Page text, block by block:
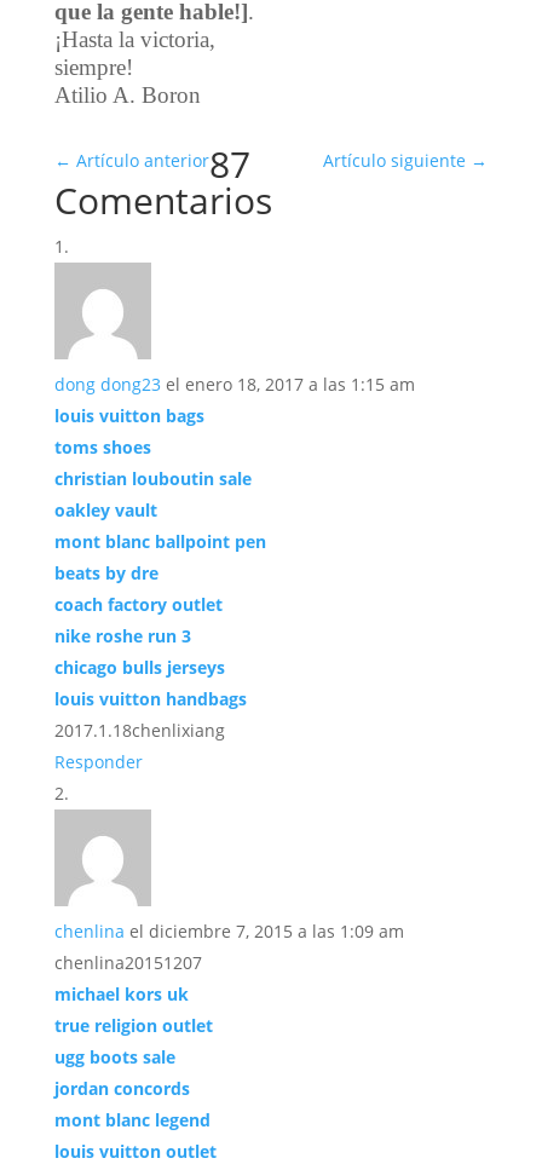
que la gente hable!].
¡Hasta la victoria,
siempre!
Atilio A. Boron
← Artículo anterior Artículo siguiente →
87
Comentarios
dong dong23 el enero 18, 2017 a las 1:15 am
louis vuitton bags
toms shoes
christian louboutin sale
oakley vault
mont blanc ballpoint pen
beats by dre
coach factory outlet
nike roshe run 3
chicago bulls jerseys
louis vuitton handbags
2017.1.18chenlixiang
Responder
chenlina el diciembre 7, 2015 a las 1:09 am
chenlina20151207
michael kors uk
true religion outlet
ugg boots sale
jordan concords
mont blanc legend
louis vuitton outlet